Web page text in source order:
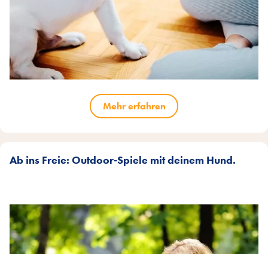
Mehr erfahren
Ab ins Freie: Outdoor-Spiele mit deinem Hund.